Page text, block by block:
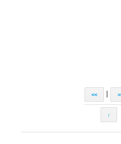
<<
↑